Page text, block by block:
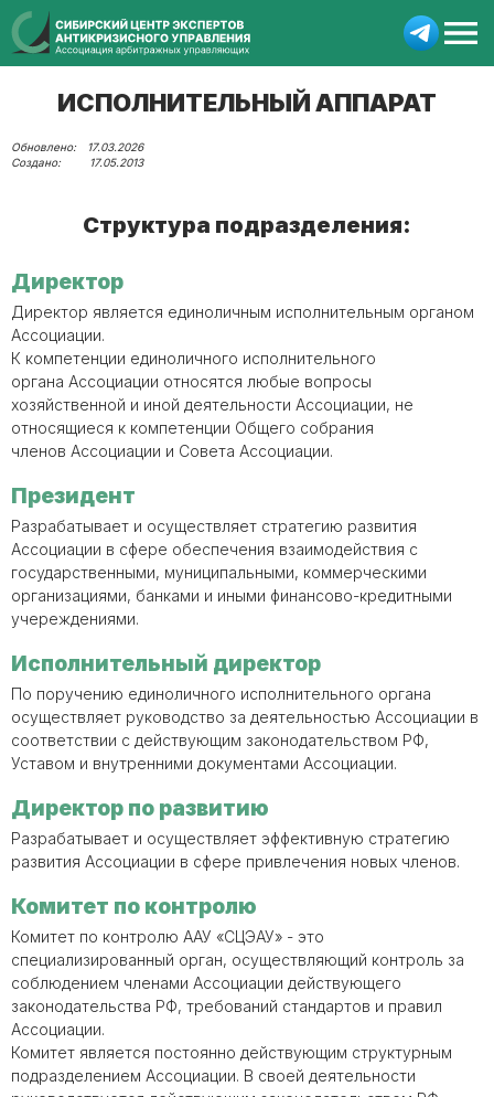
ИСПОЛНИТЕЛЬНЫЙ АППАРАТ
17.03.2026
17.05.2013
Структура подразделения:
Директор
Директор является единоличным исполнительным органом
Ассоциации.
К компетенции единоличного исполнительного
органа Ассоциации относятся любые вопросы
хозяйственной и иной деятельности Ассоциации, не
относящиеся к компетенции Общего собрания
членов Ассоциации и Совета Ассоциации.
Президент
Разрабатывает и осуществляет стратегию развития
Ассоциации в сфере обеспечения взаимодействия с
государственными, муниципальными, коммерческими
организациями, банками и иными финансово-кредитными
учереждениями.
Исполнительный директор
По поручению единоличного исполнительного органа
осуществляет руководство за деятельностью Ассоциации в
соответствии с действующим законодательством РФ,
Уставом и внутренними документами Ассоциации.
Директор по развитию
Разрабатывает и осуществляет эффективную стратегию
развития Ассоциации в сфере привлечения новых членов.
Комитет по контролю
Комитет по контролю ААУ «СЦЭАУ» - это
специализированный орган, осуществляющий контроль за
соблюдением членами Ассоциации действующего
законодательства РФ, требований стандартов и правил
Ассоциации.
Комитет является постоянно действующим структурным
подразделением Ассоциации. В своей деятельности